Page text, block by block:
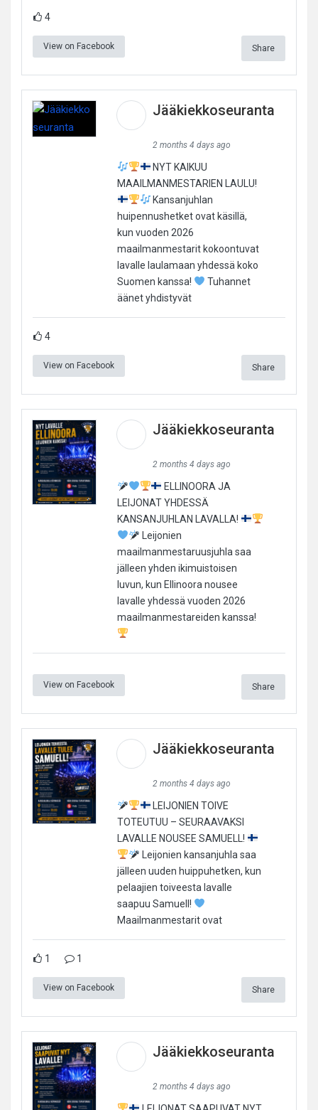
4
View on Facebook Share
Jääkiekkoseuranta
2 months 4 days ago
NYT KAIKUU
MAAILMANMESTARIEN LAULU!
Kansanjuhlan
huipennushetket ovat käsillä,
kun vuoden 2026
maailmanmestarit kokoontuvat
lavalle laulamaan yhdessä koko
Suomen kanssa!
Tuhannet
äänet yhdistyvät
4
View on Facebook Share
Jääkiekkoseuranta
2 months 4 days ago
ELLINOORA JA
LEIJONAT YHDESSÄ
KANSANJUHLAN LAVALLA!
Leijonien
maailmanmestaruusjuhla saa
jälleen yhden ikimuistoisen
luvun, kun Ellinoora nousee
lavalle yhdessä vuoden 2026
maailmanmestareiden kanssa!
View on Facebook Share
Jääkiekkoseuranta
2 months 4 days ago
LEIJONIEN TOIVE
TOTEUTUU – SEURAAVAKSI
LAVALLE NOUSEE SAMUELL!
Leijonien kansanjuhla saa
jälleen uuden huippuhetken, kun
pelaajien toiveesta lavalle
saapuu Samuell!
Maailmanmestarit ovat
1 1
View on Facebook Share
Jääkiekkoseuranta
2 months 4 days ago